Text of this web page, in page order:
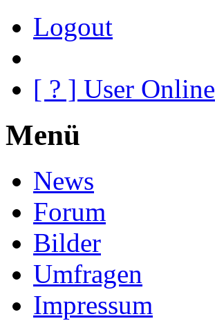
Logout
[ ? ] User Online
Menü
News
Forum
Bilder
Umfragen
Impressum